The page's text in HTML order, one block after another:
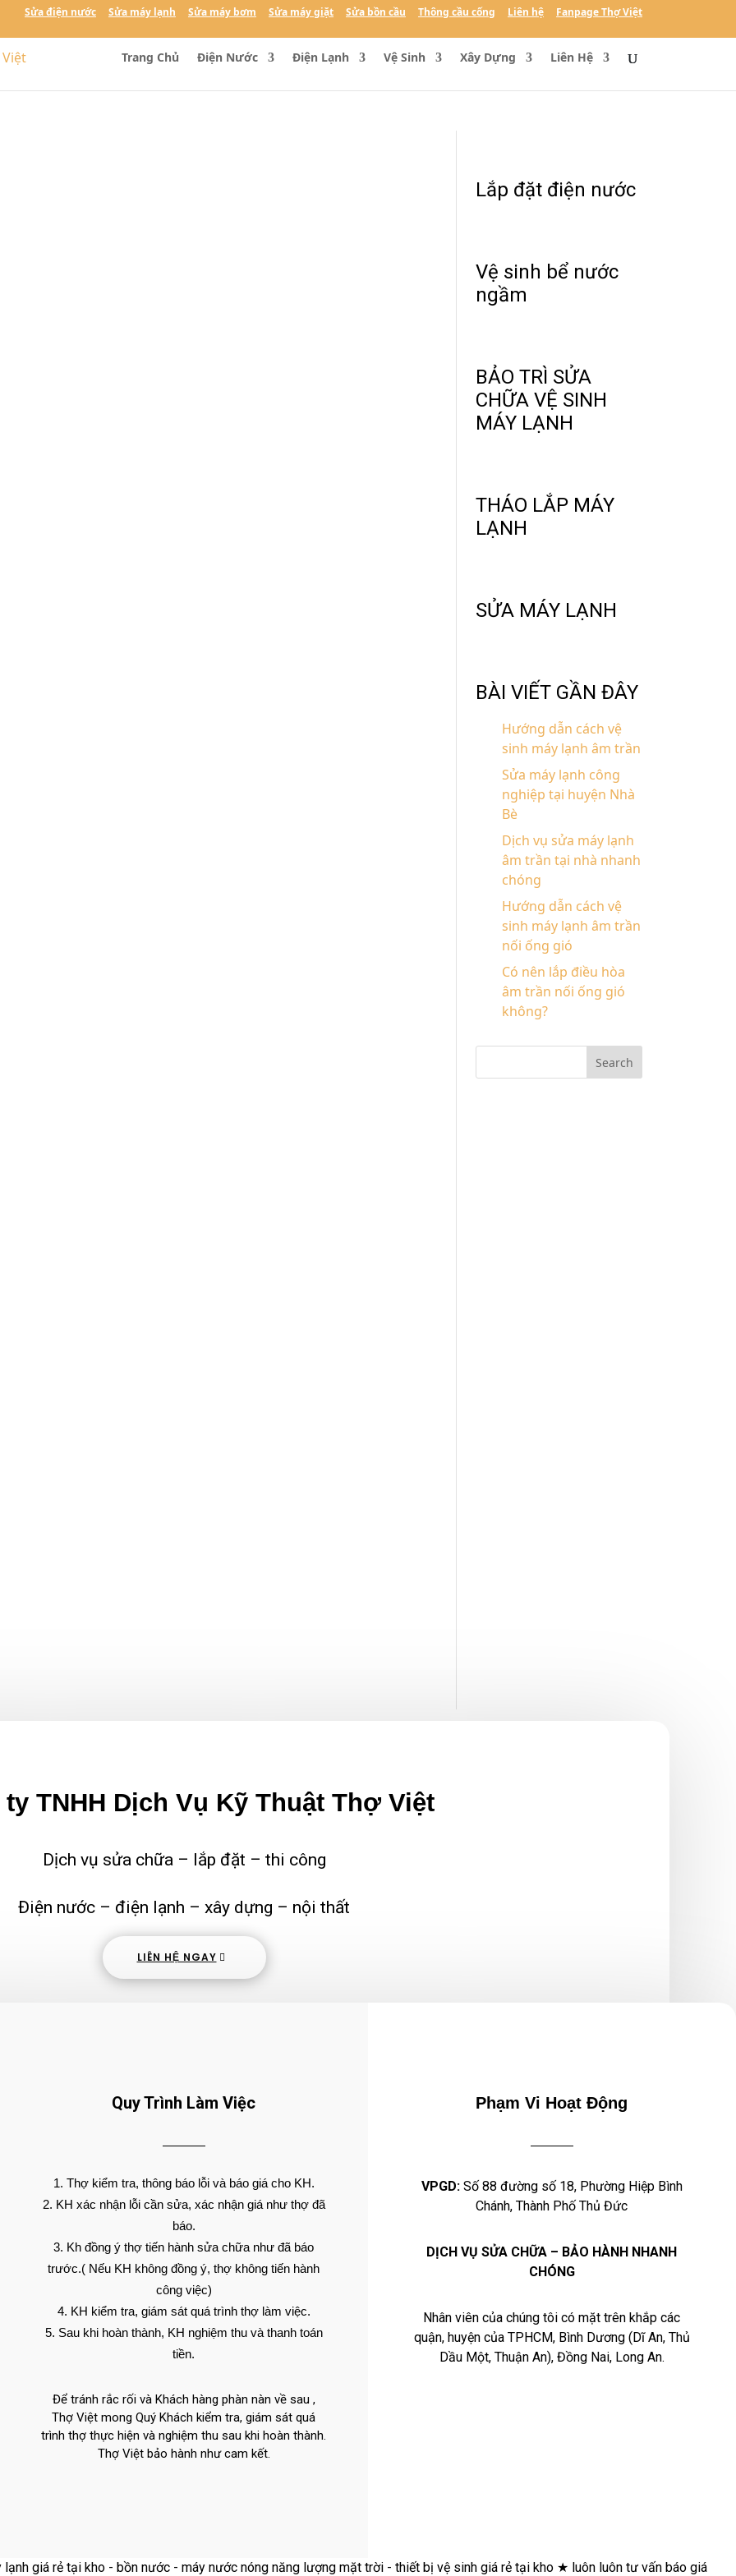
Sửa điện nước Sửa máy lạnh Sửa máy bơm Sửa máy giặt Sửa bồn cầu Thông cầu cống Liên hệ Fanpage Thợ Việt
Trang Chủ Điện Nước Điện Lạnh Vệ Sinh Xây Dựng Liên Hệ
Lắp đặt điện nước
Vệ sinh bể nước
ngầm
BẢO TRÌ SỬA
CHỮA VỆ SINH
MÁY LẠNH
THÁO LẮP MÁY
LẠNH
SỬA MÁY LẠNH
BÀI VIẾT GẦN ĐÂY
Hướng dẫn cách vệ
sinh máy lạnh âm trần
Sửa máy lạnh công
nghiệp tại huyện Nhà
Bè
Dịch vụ sửa máy lạnh
âm trần tại nhà nhanh
chóng
Hướng dẫn cách vệ
sinh máy lạnh âm trần
nối ống gió
Có nên lắp điều hòa
âm trần nối ống gió
không?
TNHH Dịch Vụ Kỹ Thuật Thợ Việt
Dịch vụ sửa chữa – lắp đặt – thi công
Điện nước – điện lạnh – xây dựng – nội thất
LIÊN HỆ NGAY
Quy Trình Làm Việc
Thợ kiểm tra, thông báo lỗi và báo giá cho KH.
KH xác nhận lỗi cần sửa, xác nhận giá như thợ đã
báo.
Kh đồng ý thợ tiến hành sửa chữa như đã báo
trước.( Nếu KH không đồng ý, thợ không tiến hành
công việc)
KH kiểm tra, giám sát quá trình thợ làm việc.
Sau khi hoàn thành, KH nghiệm thu và thanh toán
tiền.
Để tránh rắc rối và Khách hàng phàn nàn về sau ,
Thợ Việt mong Quý Khách kiểm tra, giám sát quá
trình thợ thực hiện và nghiệm thu sau khi hoàn thành.
Thợ Việt bảo hành như cam kết.
Phạm Vi Hoạt Động
VPGD: Số 88 đường số 18, Phường Hiệp Bình
Chánh, Thành Phố Thủ Đức
DỊCH VỤ SỬA CHỮA – BẢO HÀNH NHANH
CHÓNG
Nhân viên của chúng tôi có mặt trên khắp các
quận, huyện của TPHCM, Bình Dương (Dĩ An, Thủ
Dầu Một, Thuận An), Đồng Nai, Long An.